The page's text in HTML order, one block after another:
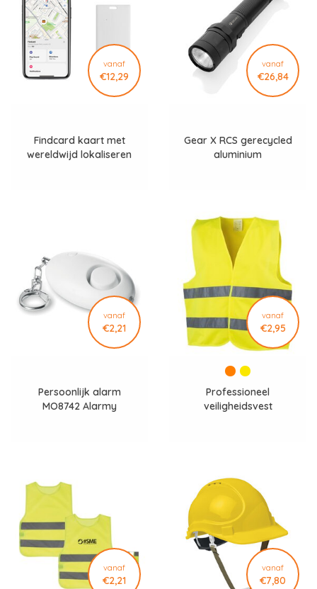
vanaf
€12,29
Findcard kaart met
wereldwijd lokaliseren
vanaf
€26,84
Gear X RCS gerecycled
aluminium
vanaf
€2,21
Persoonlijk alarm
MO8742 Alarmy
vanaf
€2,95
Professioneel
veiligheidsvest
vanaf
€2,21
vanaf
€7,80